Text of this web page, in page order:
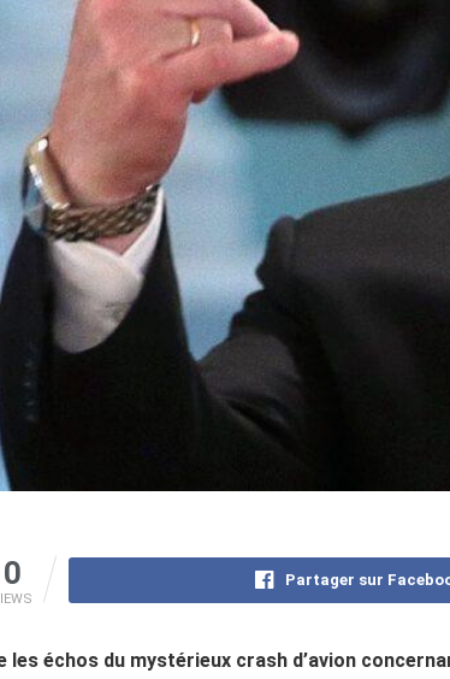
0 Partager sur
les échos du mystérieux crash d’avion